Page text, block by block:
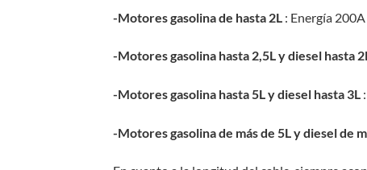
-Motores gasolina de hasta 2L : Energía
-Motores gasolina hasta 2,5L y diesel hasta
-Motores gasolina hasta 5L y diesel hasta 3L
-Motores gasolina de más de 5L y diesel de